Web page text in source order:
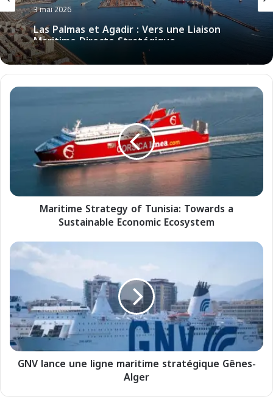
3 mai 2026
Las Palmas et Agadir : Vers une Liaison
Maritime Directe Stratégique
M
S
t
g
o
f
T
u
n
a
Maritime Strategy of Tunisia: Towards a
Sustainable Economic Ecosystem
G
V
a
n
c
e
u
i
GNV lance une ligne maritime stratégique Gênes-
Alger